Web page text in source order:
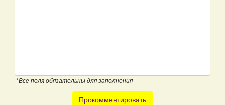
*Все поля обязательны для заполнения
Прокомментировать